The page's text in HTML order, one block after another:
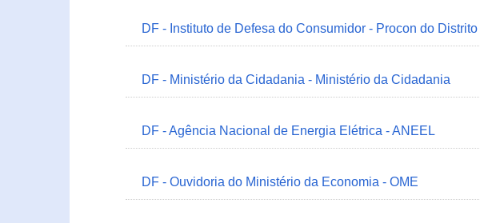
DF - Instituto de Defesa do Consumidor - Procon do Distrito
DF - Ministério da Cidadania - Ministério da Cidadania
DF - Agência Nacional de Energia Elétrica - ANEEL
DF - Ouvidoria do Ministério da Economia - OME